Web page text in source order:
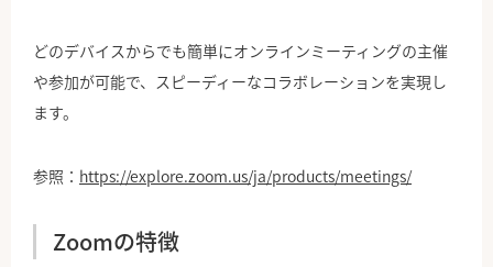
どのデバイスからでも簡単にオンラインミーティングの主催
や参加が可能で、スピーディーなコラボレーションを実現し
ます。
参照： https://explore.zoom.us/ja/products/meetings/
Zoomの特徴